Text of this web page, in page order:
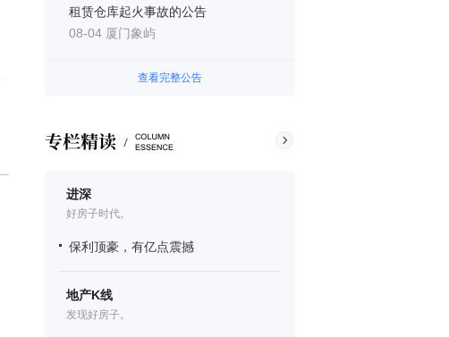
租赁仓库起火事故的公告
08-04 厦门象屿
查看完整公告
进深
好房子时代。
保利顶豪，有亿点震撼
地产K线
发现好房子。